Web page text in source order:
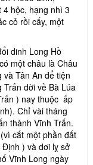
hộc, hạng nhì 3
cỏ rồi cấy, một
dinh Long Hồ
một châu là Châu
Tân An để tiện
dời về Bà Lúa
) nay thuộc ấp
Chỉ vài tháng
thành Vĩnh Trấn.
cắt một phần đất
) và dơi lỵ sở
Vĩnh Long ngày